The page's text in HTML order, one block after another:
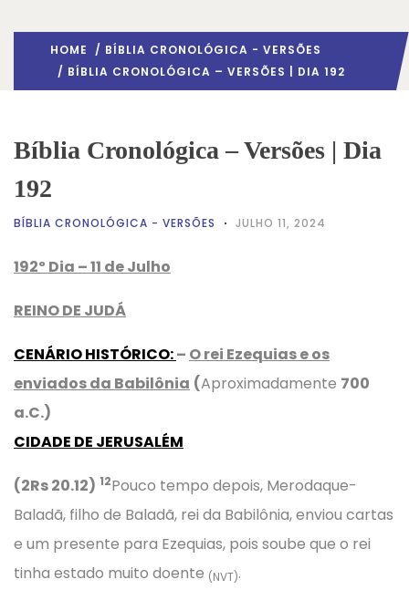
HOME / BÍBLIA CRONOLÓGICA - VERSÕES
/ BÍBLIA CRONOLÓGICA – VERSÕES | DIA 192
Bíblia Cronológica – Versões | Dia
192
BÍBLIA CRONOLÓGICA - VERSÕES JULHO 11, 2024
192º Dia – 11 de Julho
REINO DE JUDÁ
CENÁRIO HISTÓRICO:– O rei Ezequias e os
enviados da Babilônia (Aproximadamente 700
a.C.)
CIDADE DE JERUSALÉM
(2Rs 20.12) 12Pouco tempo depois, Merodaque-
Baladã, filho de Baladã, rei da Babilônia, enviou cartas
e um presente para Ezequias, pois soube que o rei
tinha estado muito doente (NVT).